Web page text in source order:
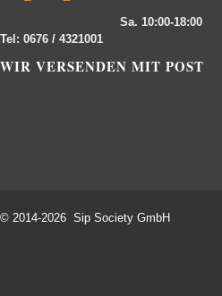
Sa. 10:00-18:00
Tel: 0676 / 4321001
WIR VERSENDEN MIT POST
© 2014-2026 Sip Society GmbH